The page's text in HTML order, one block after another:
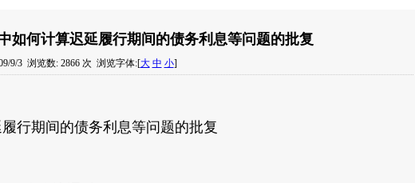
如何计算迟延履行期间的债务利息等问题的批复
9/3 浏览数: 2866 次 浏览字体:[大 中 小]
行期间的债务利息等问题的批复